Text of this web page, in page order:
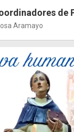
de
Aramayo